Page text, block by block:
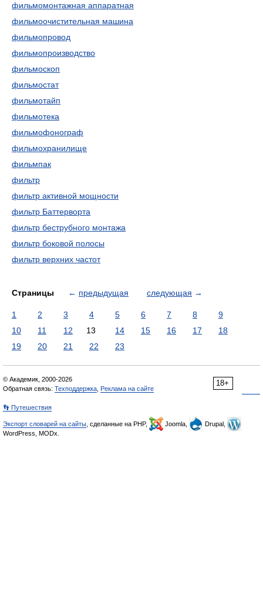
фильмомонтажная аппаратная
фильмоочистительная машина
фильмопровод
фильмопроизводство
фильмоскоп
фильмостат
фильмотайп
фильмотека
фильмофонограф
фильмохранилище
фильмпак
фильтр
фильтр активной мощности
фильтр Баттерворта
фильтр беструбного монтажа
фильтр боковой полосы
фильтр верхних частот
Страницы ← предыдущая следующая →
1 2 3 4 5 6 7 8
9
10
11 12 13 14 15 16 17
18
19
20 21 22 23
18+
© Академик, 2000-2026
Обратная связь: Техподдержка Реклама на сайте
👣 Путешествия
Экспорт словарей на сайты , сделанные на PHP, Joomla,
Drupal,
WordPress, MODx.